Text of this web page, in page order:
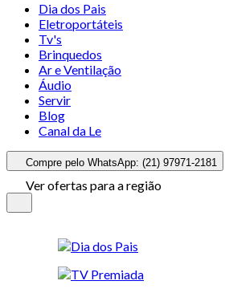
Dia dos Pais
Eletroportáteis
Tv's
Brinquedos
Ar e Ventilação
Áudio
Servir
Blog
Canal da Le
Compre pelo WhatsApp: (21) 97971-2181
Ver ofertas para a região